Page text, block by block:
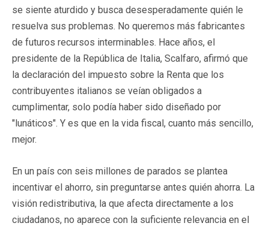
se siente aturdido y busca desesperadamente quién le
resuelva sus problemas. No queremos más fabricantes
de futuros recursos interminables. Hace años, el
presidente de la República de Italia, Scalfaro, afirmó que
la declaración del impuesto sobre la Renta que los
contribuyentes italianos se veían obligados a
cumplimentar, solo podía haber sido diseñado por
"lunáticos". Y es que en la vida fiscal, cuanto más sencillo,
mejor.
En un país con seis millones de parados se plantea
incentivar el ahorro, sin preguntarse antes quién ahorra. La
visión redistributiva, la que afecta directamente a los
ciudadanos, no aparece con la suficiente relevancia en el